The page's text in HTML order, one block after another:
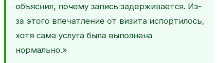
объяснил, почему запись задерживается. Из-
за этого впечатление от визита испортилось,
хотя сама услуга была выполнена
нормально.»